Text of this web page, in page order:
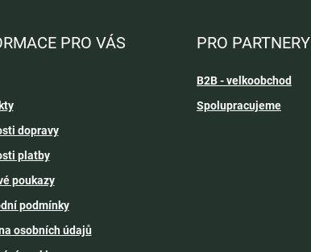
PRO VÁS
dopravy
platby
poukazy
podmínky
osobních údajů
PRO PARTNERY
B2B - velkoobchod
Spolupracujeme